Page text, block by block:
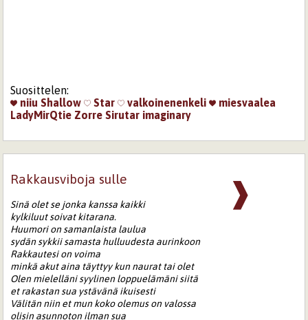
Suosittelen:
niiu Shallow Star valkoinenenkeli
miesvaalea
LadyMirQtie Zorre Sirutar imaginary
❱
Rakkausviboja sulle
Sinä olet se jonka kanssa kaikki
kylkiluut soivat kitarana.
Huumori on samanlaista laulua
sydän sykkii samasta hulluudesta aurinkoon
Rakkautesi on voima
minkä akut aina täyttyy kun naurat tai olet
Olen mielelläni syylinen loppuelämäni siitä
et rakastan sua ystävänä ikuisesti
Välitän niin et mun koko olemus on valossa
olisin asunnoton ilman sua